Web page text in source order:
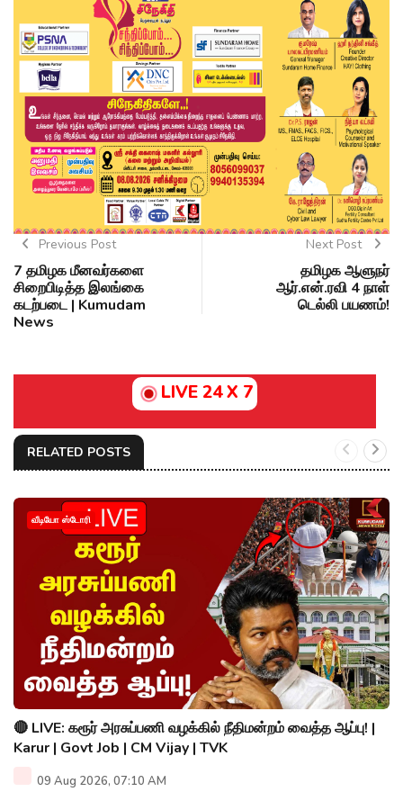
Previous Post
7 தமிழக மீனவர்களை
சிறைபிடித்த இலங்கை
கடற்படை | Kumudam
News
Next Post
தமிழக ஆளுநர்
ஆர்.என்.ரவி 4 நாள்
டெல்லி பயணம்!
LIVE 24 X 7
RELATED POSTS
வீடியோ ஸ்டோரி
🔴 LIVE: கரூர் அரசுப்பணி வழக்கில் நீதிமன்றம் வைத்த ஆப்பு! |
Karur | Govt Job | CM Vijay | TVK
09 Aug 2026, 07:10 AM